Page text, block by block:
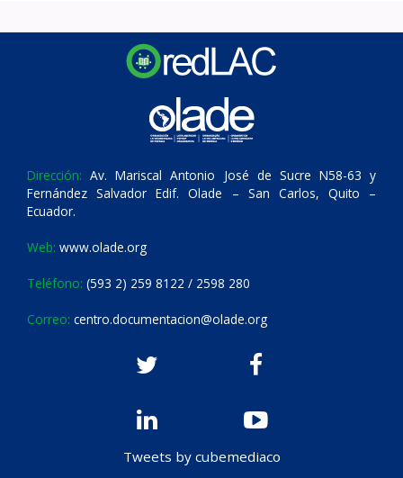
Dirección: Av. Mariscal Antonio José de Sucre N58-63 y
Fernández Salvador Edif. Olade – San Carlos, Quito –
Ecuador.
Web: www.olade.org
Teléfono: (593 2) 259 8122 / 2598 280
Correo: centro.documentacion@olade.org
Tweets by cubemediaco